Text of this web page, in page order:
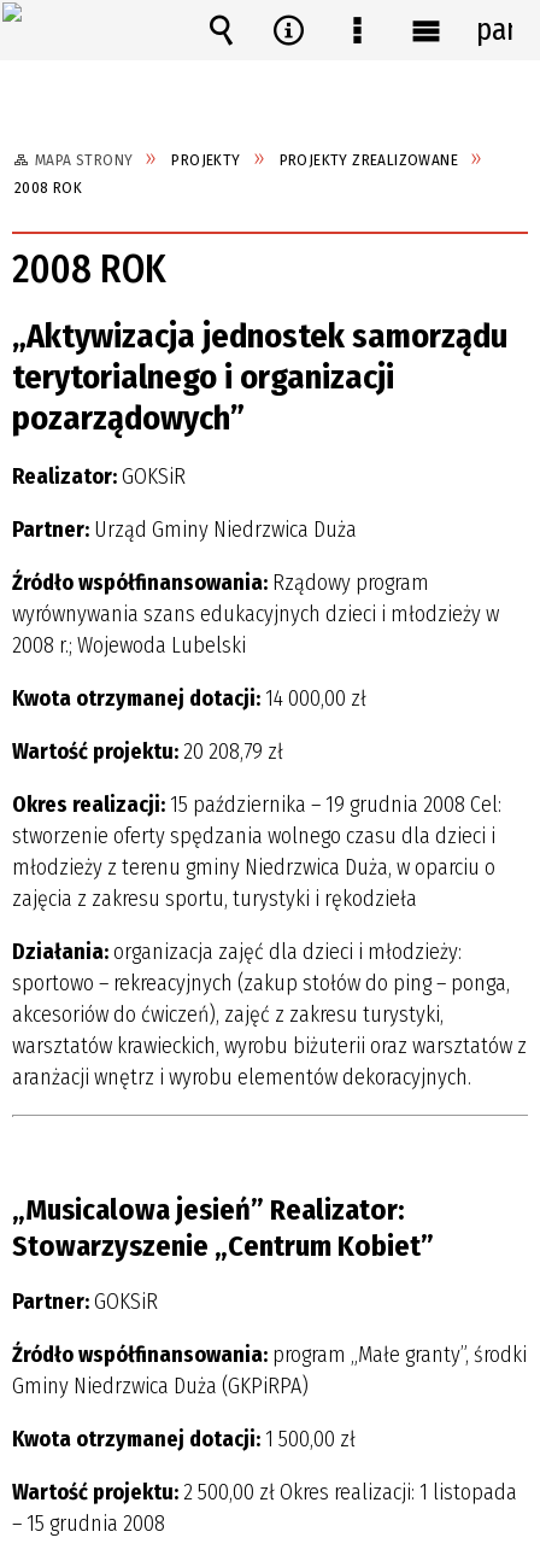
MAPA STRONY PROJEKTY
PROJEKTY ZREALIZOWANE
2008 ROK
2008 ROK
„Aktywizacja jednostek samorządu
terytorialnego i organizacji
pozarządowych”
Realizator:GOKSiR
Partner: Urząd Gminy Niedrzwica Duża
Źródło współfinansowania: Rządowy program
wyrównywania szans edukacyjnych dzieci i młodzieży w
2008 r.; Wojewoda Lubelski
Kwota otrzymanej dotacji: 14 000,00 zł
Wartość projektu:20 208,79 zł
Okres realizacji: 15 października – 19 grudnia 2008 Cel:
stworzenie oferty spędzania wolnego czasu dla dzieci i
młodzieży z terenu gminy Niedrzwica Duża, w oparciu o
zajęcia z zakresu sportu, turystyki i rękodzieła
Działania:organizacja zajęć dla dzieci i młodzieży:
sportowo – rekreacyjnych (zakup stołów do ping – ponga,
akcesoriów do ćwiczeń), zajęć z zakresu turystyki,
warsztatów krawieckich, wyrobu biżuterii oraz warsztatów z
aranżacji wnętrz i wyrobu elementów dekoracyjnych.
„Musicalowa jesień” Realizator:
Stowarzyszenie „Centrum Kobiet”
Partner:GOKSiR
Źródło współfinansowania: program „Małe granty”, środki
Gminy Niedrzwica Duża (GKPiRPA)
Kwota otrzymanej dotacji: 1 500,00 zł
Wartość projektu:2 500,00 zł Okres realizacji: 1 listopada
– 15 grudnia 2008